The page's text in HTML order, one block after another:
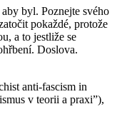
byl. Poznejte svého
pokaždé, protože
a to jestliže se
Doslova.
anti-fascism in
v teorii a praxi”),